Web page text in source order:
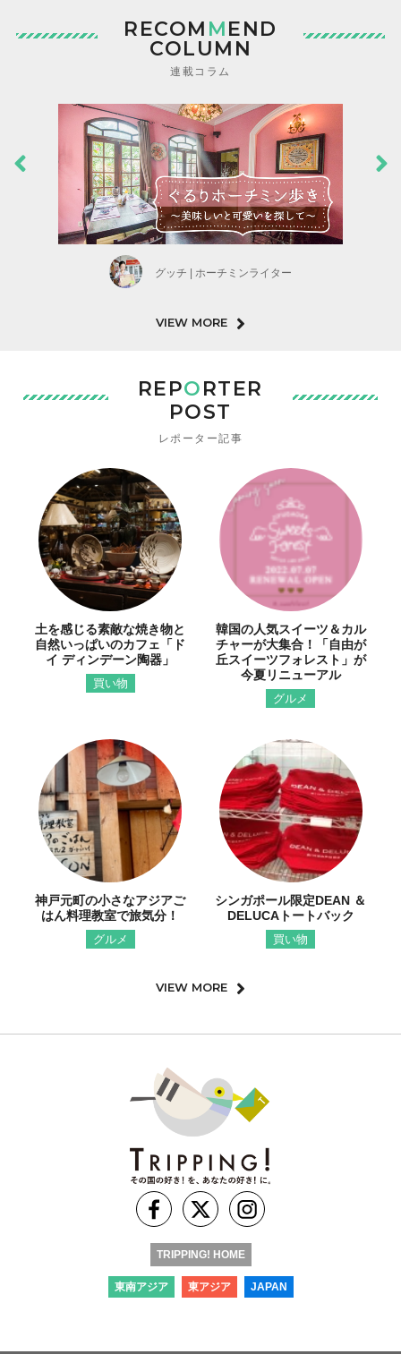
RECOM MEND
COLUMN
連載コラム
グッチ | ホーチミンライター
VIEW MORE
REPORTER
POST
レポーター記事
土を感じる素敵な焼き物と
自然いっぱいのカフェ「ド
イ ディンデーン陶器」
買い物
韓国の人気スイーツ＆カル
チャーが大集合！「自由が
丘スイーツフォレスト」が
今夏リニューアル
グルメ
神戸元町の小さなアジアご
はん料理教室で旅気分！
グルメ
シンガポール限定DEAN ＆
DELUCAトートバック
買い物
VIEW MORE
TRIPPING! HOME
東南アジア 東アジア JAPAN